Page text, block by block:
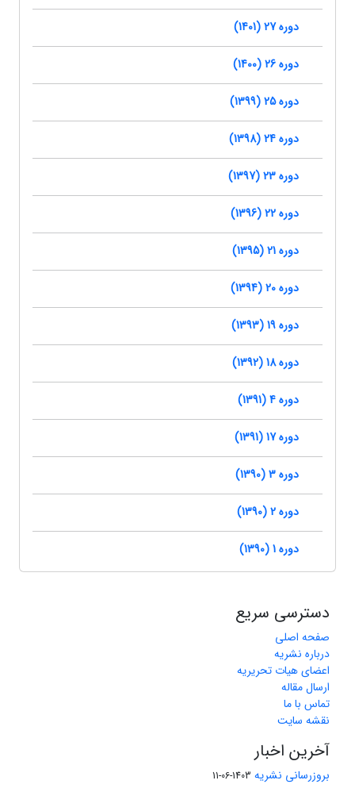
دوره 27 (1401)
دوره 26 (1400)
دوره 25 (1399)
دوره 24 (1398)
دوره 23 (1397)
دوره 22 (1396)
دوره 21 (1395)
دوره 20 (1394)
دوره 19 (1393)
دوره 18 (1392)
دوره 4 (1391)
دوره 17 (1391)
دوره 3 (1390)
دوره 2 (1390)
دوره 1 (1390)
دسترسی سریع
صفحه اصلی
درباره نشریه
اعضای هیات تحریریه
ارسال مقاله
تماس با ما
نقشه سایت
آخرین اخبار
بروزرسانی نشریه 1403-06-11